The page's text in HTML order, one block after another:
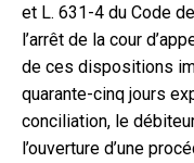
et L. 631-4 du Code
l’arrêt de la cour
de ces dispositions
quarante-cinq jours
conciliation, le
l’ouverture d’une